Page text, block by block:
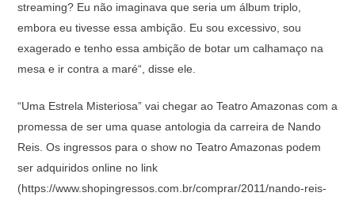
streaming? Eu não imaginava que seria um álbum triplo,
embora eu tivesse essa ambição. Eu sou excessivo, sou
exagerado e tenho essa ambição de botar um calhamaço na
mesa e ir contra a maré“, disse ele.
“Uma Estrela Misteriosa” vai chegar ao Teatro Amazonas com a
promessa de ser uma quase antologia da carreira de Nando
Reis. Os ingressos para o show no Teatro Amazonas podem
ser adquiridos online no link
(https://www.shopingressos.com.br/comprar/2011/nando-reis-